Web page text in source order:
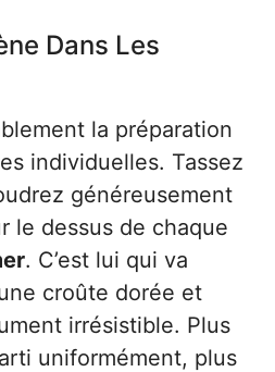
Dans Les
la préparation
individuelles. Tassez
généreusement
le dessus de chaque
. C’est lui qui va
croûte dorée et
irrésistible. Plus
uniformément, plus